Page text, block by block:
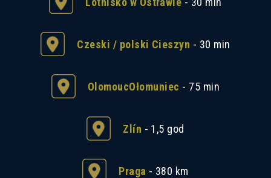
Czeski / polski Cieszyn - 30 min
OlomoucOłomuniec - 75 min
Zlín - 1,5 god
Praga - 380 km